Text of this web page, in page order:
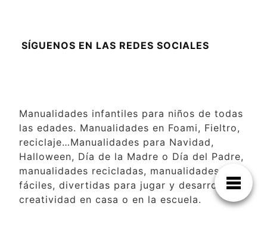
SÍGUENOS EN LAS REDES SOCIALES
Manualidades infantiles para niños de todas
las edades. Manualidades en Foami, Fieltro,
reciclaje…Manualidades para Navidad,
Halloween, Día de la Madre o Día del Padre,
manualidades recicladas, manualidades
fáciles, divertidas para jugar y desarrollar la
creatividad en casa o en la escuela.